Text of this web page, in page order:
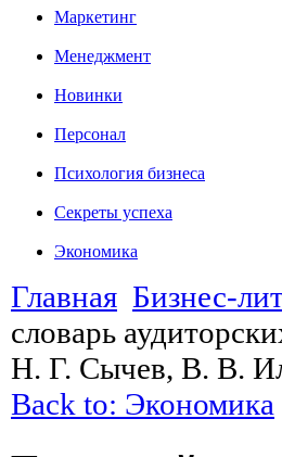
Маркетинг
Менеджмент
Новинки
Персонал
Психология бизнеса
Секреты успеха
Экономика
Главная Бизнес-
словарь
Н. Г. Сычев, В. В.
Back to: Экономика